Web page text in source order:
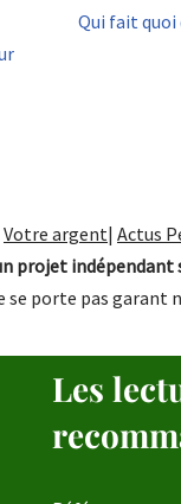
Qui fait quoi
Votre argent| Actus
projet
se porte pas
Les